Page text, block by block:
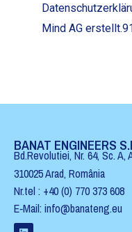
Mind AG
BANAT ENGINEERS
Bd.Revolutiei, Nr. 64, Sc. A,
310025 Arad, Româ­nia
Nr.tel : +40 (0) 770 373 608
E‑Mail: info@banateng.eu